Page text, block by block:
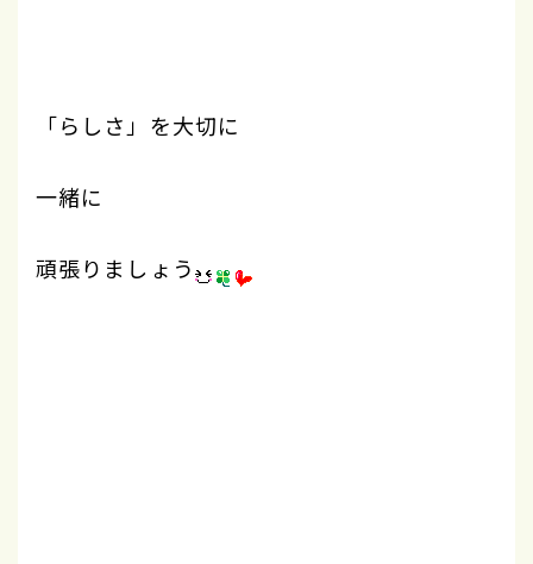
「らしさ」を大切に
一緒に
頑張りましょう